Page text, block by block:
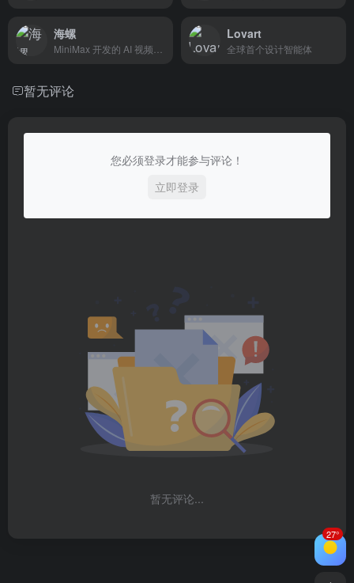
海螺 Lovart
全球首个设计智能体
暂无评论
您必须登录才能参与评论！
立即登录
暂无评论...
27°